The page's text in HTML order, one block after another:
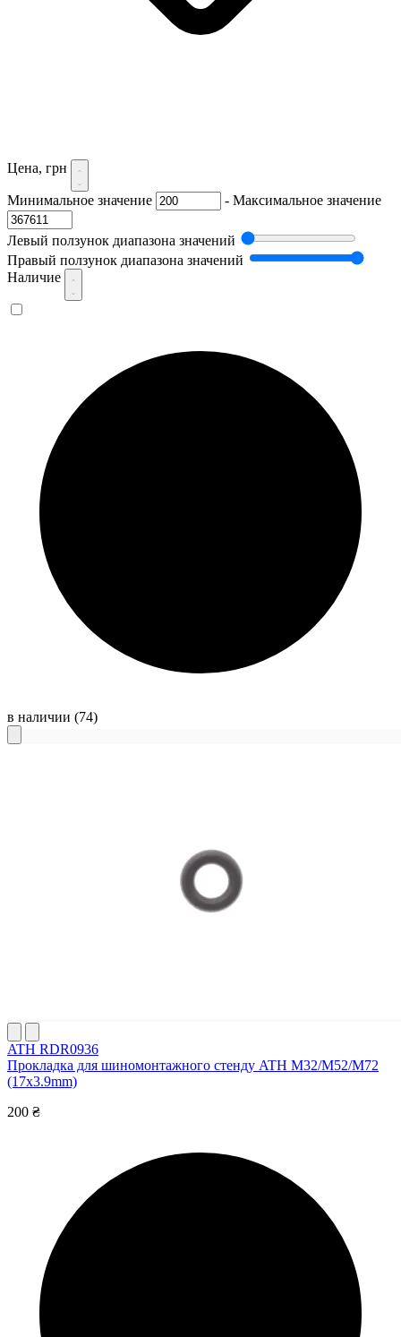
Цена, грн
Минимальное значение - Максимальное значение
Левый ползунок диапазона значений
Правый ползунок диапазона значений
Наличие
в наличии (74)
ATH RDR0936
Прокладка для шиномонтажного стенду ATH M32/M52/M72
(17x3.9mm)
200 ₴